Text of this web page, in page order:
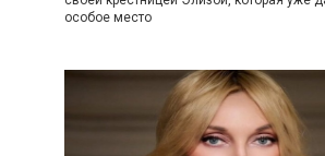
особое место